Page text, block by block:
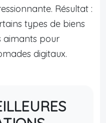
Résultat :
types de biens
aimants pour
digitaux.